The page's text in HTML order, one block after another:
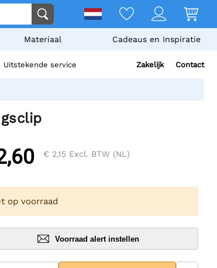
Materiaal Cadeaus en Inspiratie
Uitstekende service Zakelijk Contact
€ 2,15 Excl. BTW (NL)
op voorraad
Voorraad alert instellen